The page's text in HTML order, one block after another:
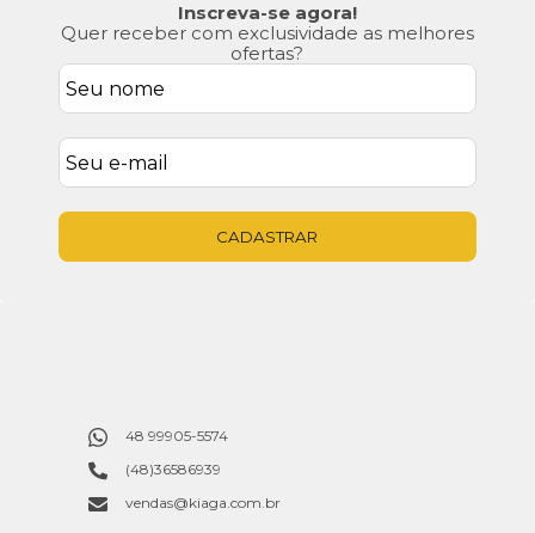
Inscreva-se agora!
Quer receber com exclusividade as melhores
ofertas?
CADASTRAR
48 99905-5574
(48)36586939
vendas@kiaga.com.br